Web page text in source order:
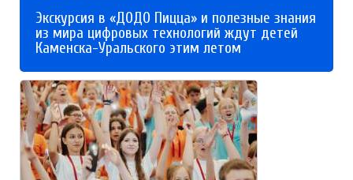
Экскурсия в «ДОДО Пицца» и полезные знания
из мира цифровых технологий ждут детей
Каменска-Уральского этим летом